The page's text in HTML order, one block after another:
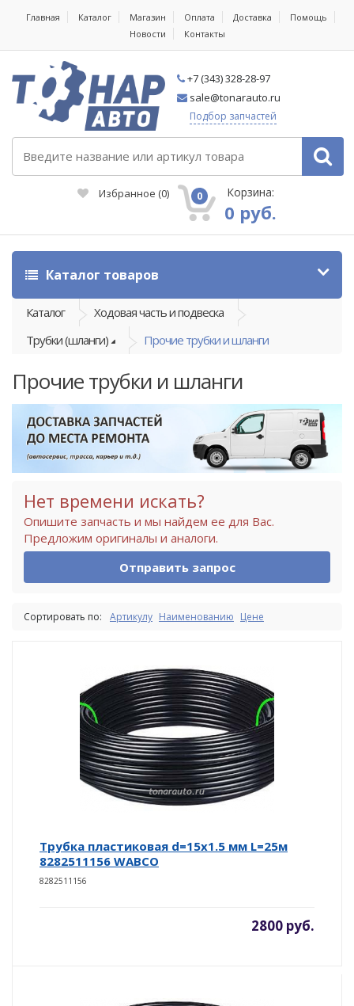
Главная Каталог Магазин Оплата Доставка
Помощь
Новости
Контакты
+7 (343) 328-28-97
sale@tonarauto.ru
Подбор запчастей
Избранное (0) 0 Корзина:
0 руб.
Каталог товаров
Каталог
Ходовая часть и подвеска
Трубки (шланги)
Прочие трубки и шланги
Прочие трубки и шланги
Нет времени искать?
Опишите запчасть и мы найдем ее для Вас.
Предложим оригиналы и аналоги.
Отправить запрос
Сортировать по: Артикулу Наименованию Цене
Трубка пластиковая d=15х1.5 мм L=25м
8282511156 WABCO
8282511156
2800 руб.